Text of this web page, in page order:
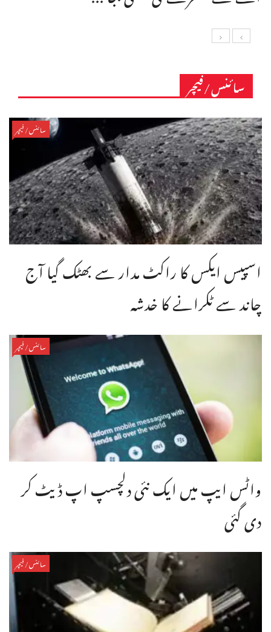
سائنس/فیچر
سائنس/فیچر
اسپیس ایکس کا راکٹ مدار سے بھٹک گیا آج
چاند سے ٹکرانے کا خدشہ
سائنس/فیچر
واٹس ایپ میں ایک نئی دلچسپ اپ ڈیٹ کر
دی گئی
سائنس/فیچر